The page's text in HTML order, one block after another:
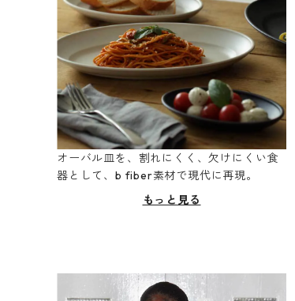
オーバル皿を、割れにくく、欠けにくい食
器として、b fiber素材で現代に再現。
もっと見る